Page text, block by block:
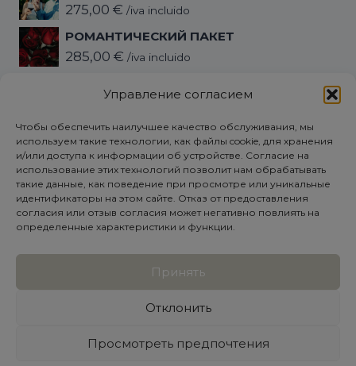
Управление согласием
Чтобы обеспечить наилучшее качество обслуживания, мы
используем такие технологии, как файлы cookie, для хранения
и/или доступа к информации об устройстве. Согласие на
использование этих технологий позволит нам обрабатывать
такие данные, как поведение при просмотре или уникальные
идентификаторы на этом сайте. Отказ от предоставления
согласия или отзыв согласия может негативно повлиять на
определенные характеристики и функции.
Принять
Отклонить
Просмотреть предпочтения
275,00 € /iva incluido
РОМАНТИЧЕСКИЙ ПАКЕТ
285,00 € /iva incluido
345,00 €
Политика конфиденциальности
ЮРИДИЧЕСКОЕ ПРЕДУПРЕЖДЕНИЕ
Политика использования файлов cookie
(ЕС)
© 2026 El Palauet del Priorat |